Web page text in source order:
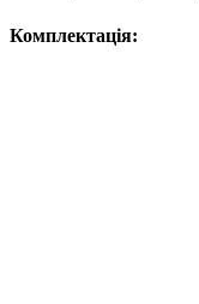
Комплектація: